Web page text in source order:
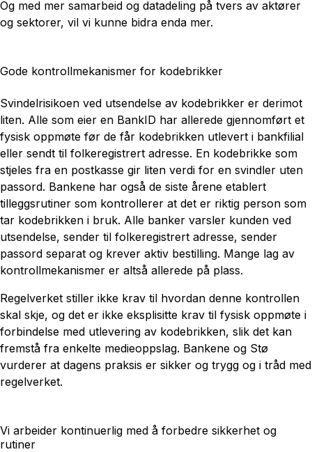
Og med mer samarbeid og datadeling på tvers av aktører
og sektorer, vil vi kunne bidra enda mer.
Gode kontrollmekanismer for kodebrikker
Svindelrisikoen ved utsendelse av kodebrikker er derimot
liten. Alle som eier en BankID har allerede gjennomført et
fysisk oppmøte før de får kodebrikken utlevert i bankfilial
eller sendt til folkeregistrert adresse. En kodebrikke som
stjeles fra en postkasse gir liten verdi for en svindler uten
passord. Bankene har også de siste årene etablert
tilleggsrutiner som kontrollerer at det er riktig person som
tar kodebrikken i bruk. Alle banker varsler kunden ved
utsendelse, sender til folkeregistrert adresse, sender
passord separat og krever aktiv bestilling. Mange lag av
kontrollmekanismer er altså allerede på plass.
Regelverket stiller ikke krav til hvordan denne kontrollen
skal skje, og det er ikke eksplisitte krav til fysisk oppmøte i
forbindelse med utlevering av kodebrikken, slik det kan
fremstå fra enkelte medieoppslag. Bankene og Stø
vurderer at dagens praksis er sikker og trygg og i tråd med
regelverket.
Vi arbeider kontinuerlig med å forbedre sikkerhet og
rutiner